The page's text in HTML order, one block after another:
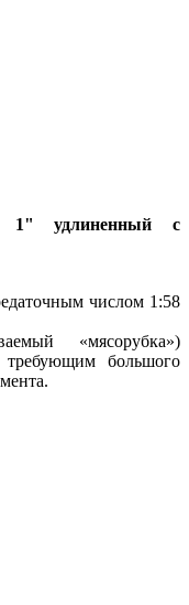
1" удлиненный с
числом 1:58
«мясорубка»)
большого